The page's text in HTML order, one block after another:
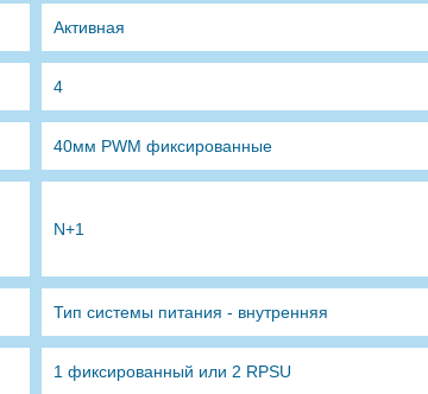
Активная
4
40мм PWM фиксированные
N+1
Тип системы питания - внутренняя
1 фиксированный или 2 RPSU